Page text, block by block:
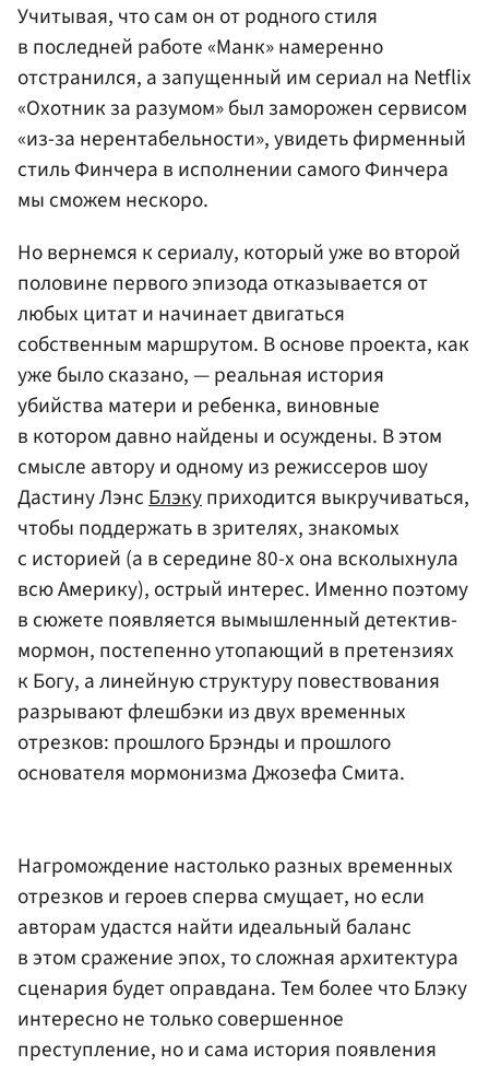
Учитывая, что сам он от родного стиля
в последней работе «Манк» намеренно
отстранился, а запущенный им сериал на Netflix
«Охотник за разумом» был заморожен сервисом
«из-за нерентабельности», увидеть фирменный
стиль Финчера в исполнении самого Финчера
мы сможем нескоро.
Но вернемся к сериалу, который уже во второй
половине первого эпизода отказывается от
любых цитат и начинает двигаться
собственным маршрутом. В основе проекта, как
уже было сказано, — реальная история
убийства матери и ребенка, виновные
в котором давно найдены и осуждены. В этом
смысле автору и одному из режиссеров шоу
Дастину Лэнс Блэкуприходится выкручиваться,
чтобы поддержать в зрителях, знакомых
с историей (а в середине 80-х она всколыхнула
всю Америку), острый интерес. Именно поэтому
в сюжете появляется вымышленный детектив-
мормон, постепенно утопающий в претензиях
к Богу, а линейную структуру повествования
разрывают флешбэки из двух временных
отрезков: прошлого Брэнды и прошлого
основателя мормонизма Джозефа Смита.
Нагромождение настолько разных временных
отрезков и героев сперва смущает, но если
авторам удастся найти идеальный баланс
в этом сражение эпох, то сложная архитектура
сценария будет оправдана. Тем более что Блэку
интересно не только совершенное
преступление, но и сама история появления